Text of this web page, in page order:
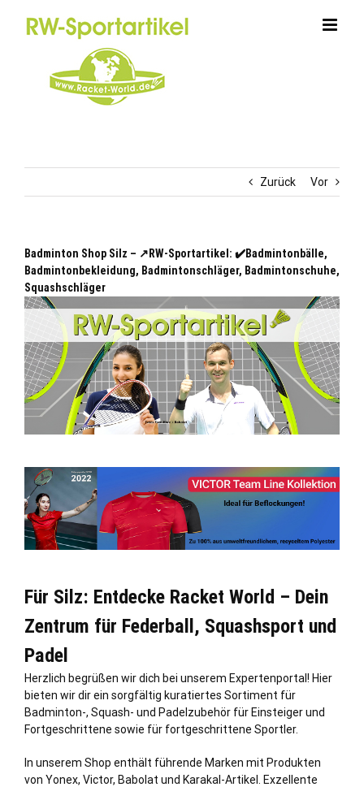
Zurück Vor
Badminton Shop Silz – ↗️RW-Sportartikel: ✔️Badmintonbälle,
Badmintonbekleidung, Badmintonschläger, Badmintonschuhe,
Squashschläger
Für Silz: Entdecke Racket World – Dein
Zentrum für Federball, Squashsport und
Padel
Herzlich begrüßen wir dich bei unserem Expertenportal! Hier
bieten wir dir ein sorgfältig kuratiertes Sortiment für
Badminton-, Squash- und Padelzubehör für Einsteiger und
Fortgeschrittene sowie für fortgeschrittene Sportler.
In unserem Shop enthält führende Marken mit Produkten
von Yonex, Victor, Babolat und Karakal-Artikel. Exzellente